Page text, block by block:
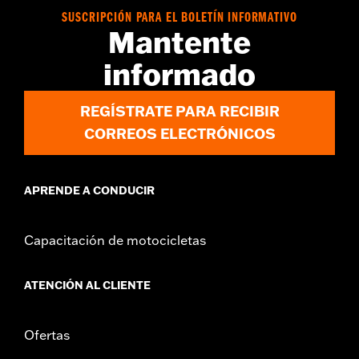
SUSCRIPCIÓN PARA EL BOLETÍN INFORMATIVO
Mantente
informado
REGÍSTRATE PARA RECIBIR
CORREOS ELECTRÓNICOS
APRENDE A CONDUCIR
Capacitación de motocicletas
ATENCIÓN AL CLIENTE
Ofertas